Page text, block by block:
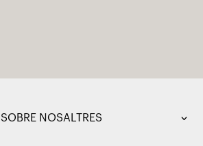
SOBRE NOSALTRES